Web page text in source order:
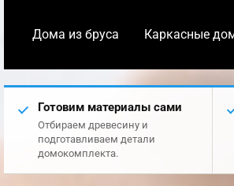
Дома из бруса Каркасные
Готовим материалы сами
Отбираем древесину и
подготавливаем детали
домокомплекта.